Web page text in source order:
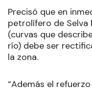
Precisó que en
petrolífero de Selva
(curvas que
río) debe ser
la zona.
“Además el